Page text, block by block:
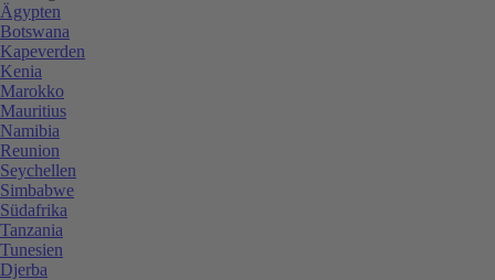
Ägypten
Botswana
Kapeverden
Kenia
Marokko
Mauritius
Namibia
Reunion
Seychellen
Simbabwe
Südafrika
Tanzania
Tunesien
Djerba